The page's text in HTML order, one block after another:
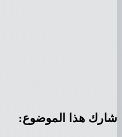
هذا الموضوع: